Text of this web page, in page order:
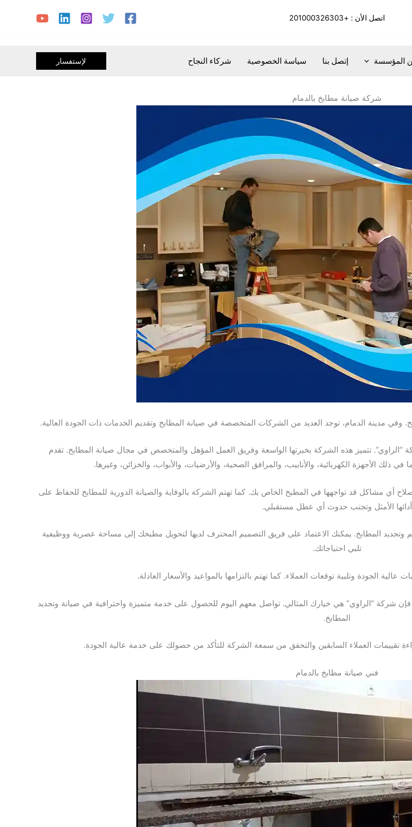
اتصل الأن : +201000326303
المؤسسة إتصل بنا سياسة الخصوصية شركاء النجاح لإستفسار
شركة صيانة مطابخ بالدمام
وفي مدينة الدمام، توجد العديد من الشركات المتخصصة في صيانة المطابخ وتقديم الخدمات ذات الجودة العالية.
تتميز هذه الشركة بخبرتها الواسعة وفريق العمل المؤهل والمتخصص في مجال صيانة المطابخ. تقدم
الأجهزة الكهربائية، والأنابيب، والمرافق الصحية، والأرضيات، والأبواب، والخزائن، وغيرها.
أي مشاكل قد تواجهها في المطبخ الخاص بك. كما تهتم الشركة بالوقاية والصيانة الدورية للمطابخ للحفاظ على
أدائها الأمثل وتجنب حدوث أي عطل مستقبلي.
المطابخ. يمكنك الاعتماد على فريق التصميم المحترف لديها لتحويل مطبخك إلى مساحة عصرية ووظيفية
تلبي احتياجاتك.
الجودة وتلبية توقعات العملاء. كما تهتم بالتزامها بالمواعيد والأسعار العادلة.
شركة “الراوي” هي خيارك المثالي. تواصل معهم اليوم للحصول على خدمة متميزة واحترافية في صيانة وتجديد
المطابخ.
تقييمات العملاء السابقين والتحقق من سمعة الشركة للتأكد من حصولك على خدمة عالية الجودة.
فني صيانة مطابخ بالدمام